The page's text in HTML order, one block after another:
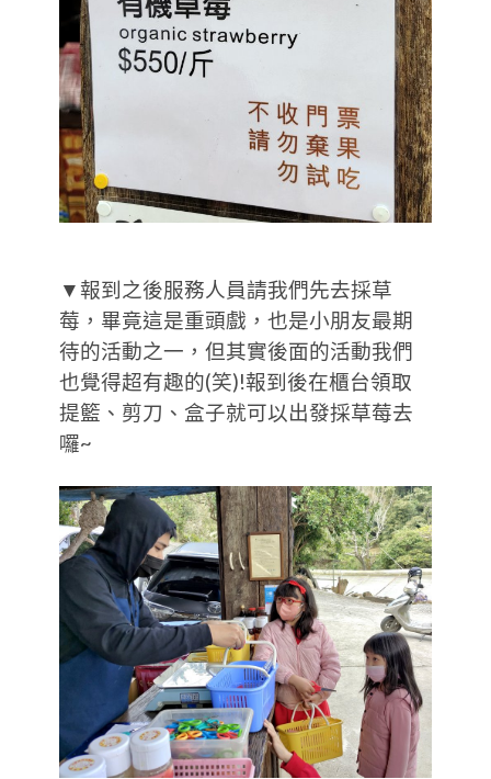
▼報到之後服務人員請我們先去採草
莓，畢竟這是重頭戲，也是小朋友最期
待的活動之一，但其實後面的活動我們
也覺得超有趣的(笑)!報到後在櫃台領取
提籃、剪刀、盒子就可以出發採草莓去
囉~